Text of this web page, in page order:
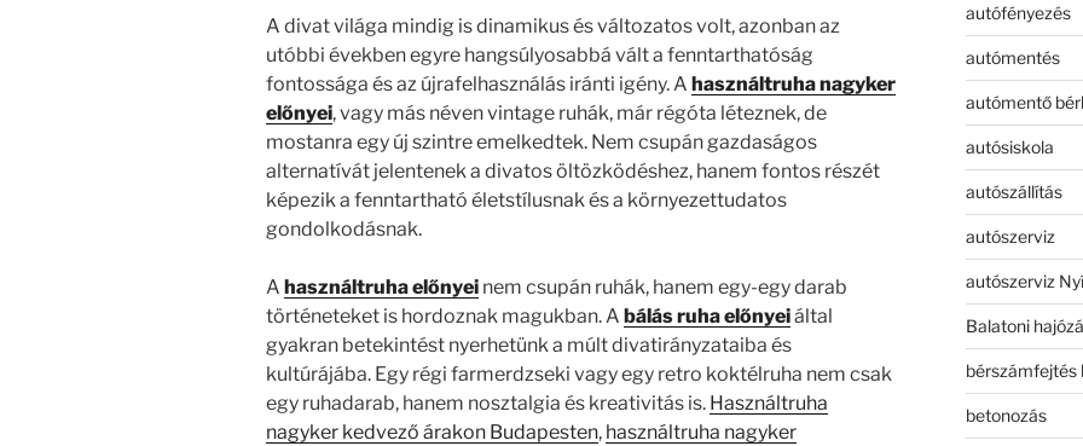
A divat világa mindig is dinamikus és változatos volt, azonban az
utóbbi években egyre hangsúlyosabbá vált a fenntarthatóság
fontossága és az újrafelhasználás iránti igény. A használtruha nagyker
előnyei, vagy más néven vintage ruhák, már régóta léteznek, de
mostanra egy új szintre emelkedtek. Nem csupán gazdaságos
alternatívát jelentenek a divatos öltözködéshez, hanem fontos részét
képezik a fenntartható életstílusnak és a környezettudatos
gondolkodásnak.
A használtruha előnyei nem csupán ruhák, hanem egy-egy darab
történeteket is hordoznak magukban. A bálás ruha előnyeiáltal
gyakran betekintést nyerhetünk a múlt divatirányzataiba és
kultúrájába. Egy régi farmerdzseki vagy egy retro koktélruha nem csak
egy ruhadarab, hanem nosztalgia és kreativitás is. Használtruha
nagyker kedvező árakon Budapesten, használtruha nagyker
autófényezés
autómentés
autómentő
autósiskola
autószállítás
autószerviz
autószerviz
Balatoni
bérszámfejtés
betonozás